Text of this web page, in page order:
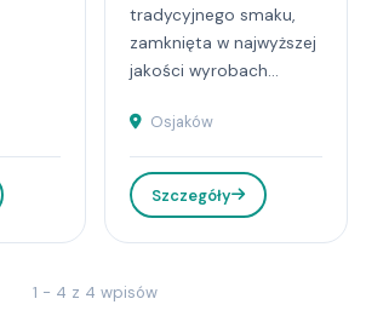
tradycyjnego smaku,
zamknięta w najwyższej
jakości wyrobach...
Osjaków
Szczegóły
1 - 4 z 4 wpisów